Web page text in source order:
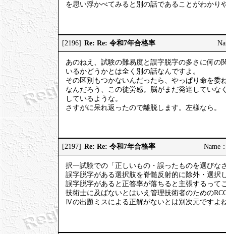
を思い浮かべてみると別の話であることがわかり
[2196] Re: Re: 令和7年合格率
あのねえ、試験の難易度と誤字脱字の多さに何の
いるかどうかとは全く別の話なんですよ。
その区別もつかないんだったら、やっぱり命を委
なんだろう、この徒労感。脳がまだ発達してい
しているような。
さすがに呆れ返ったので離脱します。左様なら。
[2197] Re: Re: 令和7年合格率 Name
択一試験での「正しいもの・誤ったものを選びな
誤字脱字がある選択肢を脊髄反射的に除外・選択
誤字脱字があると正答率が落ちると主張するって
技術士に及ばないとはいえ管理技術者のための
Ⅳの出題ミスによる正解がないとは別次元ですよ